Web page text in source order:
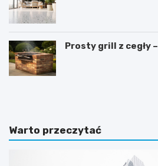
Prosty grill z cegły
D
t
y
S
l
n
Warto przeczytać